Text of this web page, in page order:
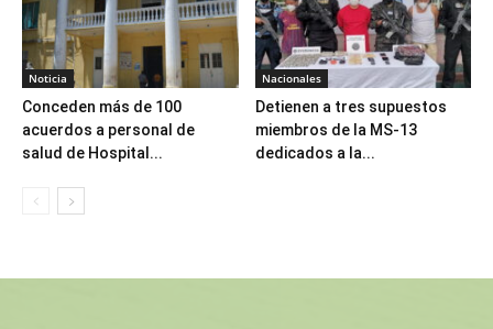
Noticia
Conceden más de 100
acuerdos a personal de
salud de Hospital...
Nacionales
Detienen a tres supuestos
miembros de la MS-13
dedicados a la...